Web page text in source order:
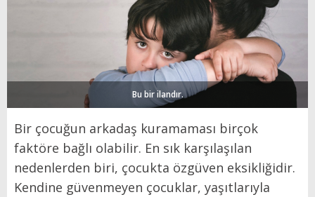
Bu bir ilandır.
Bir çocuğun arkadaş kuramaması birçok
faktöre bağlı olabilir. En sık karşılaşılan
nedenlerden biri, çocukta özgüven eksikliğidir.
Kendine güvenmeyen çocuklar, yaşıtlarıyla